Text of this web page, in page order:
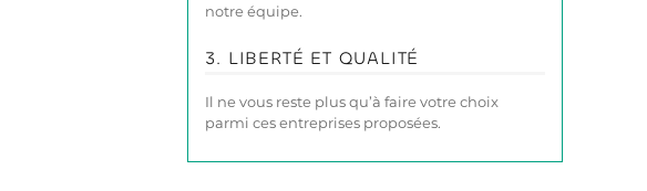
notre équipe.
3. LIBERTÉ ET QUALITÉ
Il ne vous reste plus qu’à faire votre choix
parmi ces entreprises proposées.